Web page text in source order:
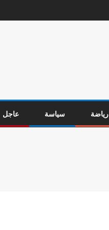
رياضة سياسة عاجل